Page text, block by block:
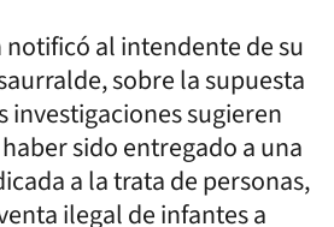
al intendente de su
sobre la supuesta
investigaciones sugieren
sido entregado a una
a la trata de personas,
ilegal de infantes a